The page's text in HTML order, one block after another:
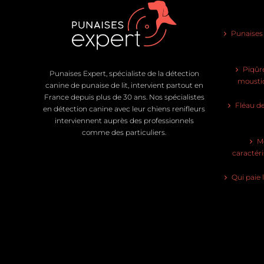
Punaises Expert, spécialiste de la détection
canine de punaise de lit, intervient partout en
France depuis plus de 30 ans. Nos spécialistes
en détection canine avec leur chiens renifleurs
interviennent auprès des professionnels
comme des particuliers.
Fléau
Qui paie